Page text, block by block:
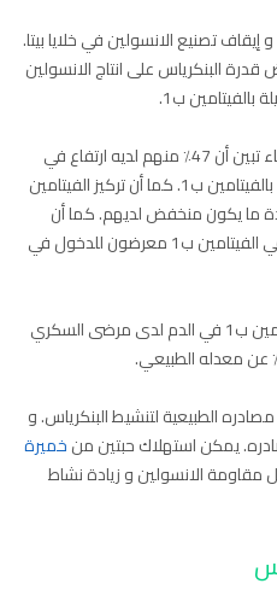
ب1 إلى تعطيل و إيقاف تصنيع الانسولين في خلايا بيتا.
قدرة البنكرياس على انتاج الانسولين
في دراسة اخرى على عينات من الاصحاء تبين أن 47٪ منهم لديه ارتفاع في
سكر الدم و هم من يعانون من نقص بالفيتامين ب1. كما أن تركيز الفيتامين
ما يكون منخفض لديهم. كما أن
الاطفال الذين يعانون من نقص حاد في الفيتامين ب1 معرضون للدخول في
اضف إلى ذلك أن تركيز مستوى الفيتامين ب1 في الدم لدى مرضى السكري
ب1 من خلال مصادره الطبيعية لتنشيط البنكرياس. و
يمكن استهلاك حبتين منخميرة
مقاومة الانسولين و زيادة نشاط